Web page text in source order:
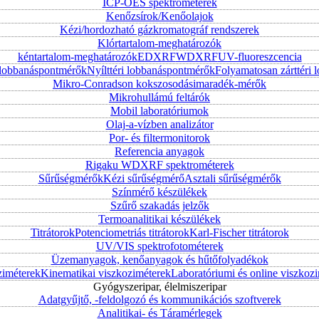
Kenőzsírok/Kenőolajok
Kézi/hordozható gázkromatográf rendszerek
Klórtartalom-meghatározók
kéntartalom-meghatározókEDXRFWDXRFUV-fluoreszcencia
Nyílttéri lobbanáspontmérőkFolyamatosan zárttéri
Mikro-Conradson kokszosodásimaradék-mérők
Mikrohullámú feltárók
Mobil laboratóriumok
Olaj-a-vízben analizátor
Por- és filtermonitorok
Referencia anyagok
Rigaku WDXRF spektrométerek
SűrűségmérőkKézi sűrűségmérőAsztali sűrűségmérők
Színmérő készülékek
Szűrő szakadás jelzők
Termoanalitikai készülékek
TitrátorokPotenciometriás titrátorokKarl-Fischer titrátorok
UV/VIS spektrofotométerek
Üzemanyagok, kenőanyagok és hűtőfolyadékok
Kinematikai viszkoziméterekLaboratóriumi és online
Gyógyszeripar, élelmiszeripar
Adatgyűjtő, -feldolgozó és kommunikációs szoftverek
Analitikai- és Táramérlegek